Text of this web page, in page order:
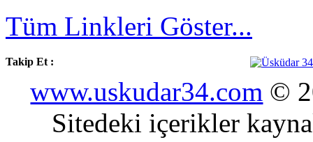
Tüm Linkleri Göster...
Takip Et :
www.uskudar34.com ©
Sitedeki içerikler